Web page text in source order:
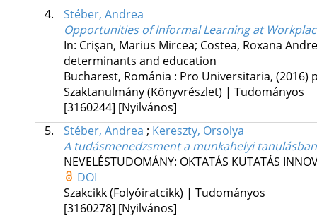
4.
Stéber, Andrea
Opportunities of Informal Learning at
In: Crişan, Marius Mircea; Costea, Roxana
determinants and education
Bucharest, Románia : Pro Universitaria, (2016)
Szaktanulmány (Könyvrészlet) | Tudományos
[3160244] [Nyilvános]
5.
Stéber, Andrea ; Kereszty, Orsolya
A tudásmenedzsment a munkahelyi tanulásban
NEVELÉSTUDOMÁNY: OKTATÁS KUTATÁS
DOI
Szakcikk (Folyóiratcikk) | Tudományos
[3160278] [Nyilvános]